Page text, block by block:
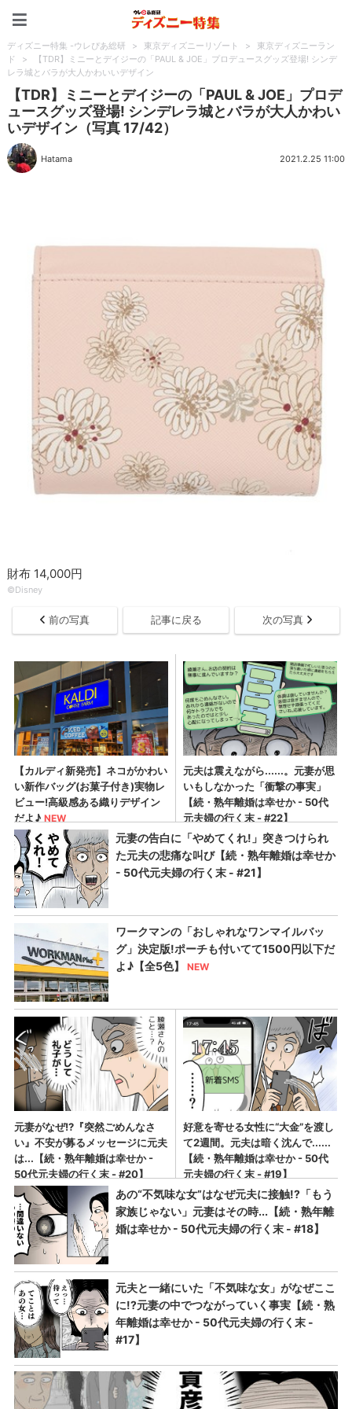
ディズニー特集 -ウレぴあ総研 > 東京ディズニーリゾート >
東京ディズニーラン
ド
>
【TDR】ミニーとデイジーの「PAUL & JOE」プロデュースグッズ登場! シンデ
レラ城とバラが大人かわいいデザイン
【TDR】ミニーとデイジーの「PAUL & JOE」プロデ
ュースグッズ登場! シンデレラ城とバラが大人かわい
いデザイン（写真 17/42）
Hatama 2021.2.25 11:00
財布 14,000円
©Disney
前の写真 記事に戻る 次の写真